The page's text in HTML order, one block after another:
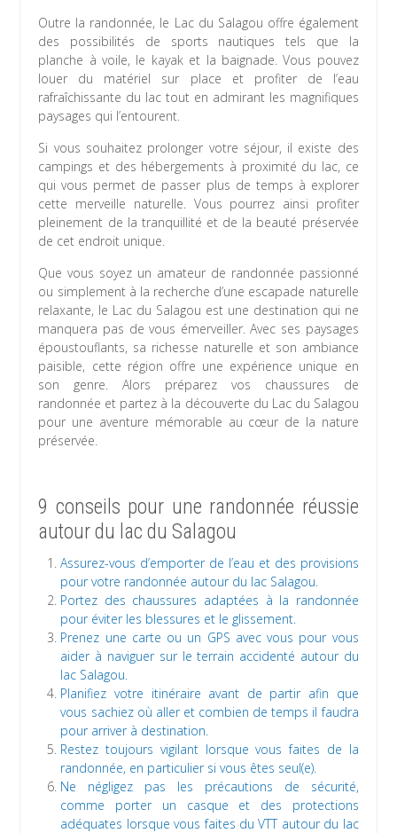
Outre la randonnée, le Lac du Salagou offre également
des possibilités de sports nautiques tels que la
planche à voile, le kayak et la baignade. Vous pouvez
louer du matériel sur place et profiter de l’eau
rafraîchissante du lac tout en admirant les magnifiques
paysages qui l’entourent.
Si vous souhaitez prolonger votre séjour, il existe des
campings et des hébergements à proximité du lac, ce
qui vous permet de passer plus de temps à explorer
cette merveille naturelle. Vous pourrez ainsi profiter
pleinement de la tranquillité et de la beauté préservée
de cet endroit unique.
Que vous soyez un amateur de randonnée passionné
ou simplement à la recherche d’une escapade naturelle
relaxante, le Lac du Salagou est une destination qui ne
manquera pas de vous émerveiller. Avec ses paysages
époustouflants, sa richesse naturelle et son ambiance
paisible, cette région offre une expérience unique en
son genre. Alors préparez vos chaussures de
randonnée et partez à la découverte du Lac du Salagou
pour une aventure mémorable au cœur de la nature
préservée.
9 conseils pour une randonnée réussie
autour du lac du Salagou
Assurez-vous d’emporter de l’eau et des provisions
pour votre randonnée autour du lac Salagou.
Portez des chaussures adaptées à la randonnée
pour éviter les blessures et le glissement.
Prenez une carte ou un GPS avec vous pour vous
aider à naviguer sur le terrain accidenté autour du
lac Salagou.
Planifiez votre itinéraire avant de partir afin que
vous sachiez où aller et combien de temps il faudra
pour arriver à destination.
Restez toujours vigilant lorsque vous faites de la
randonnée, en particulier si vous êtes seul(e).
Ne négligez pas les précautions de sécurité,
comme porter un casque et des protections
adéquates lorsque vous faites du VTT autour du lac